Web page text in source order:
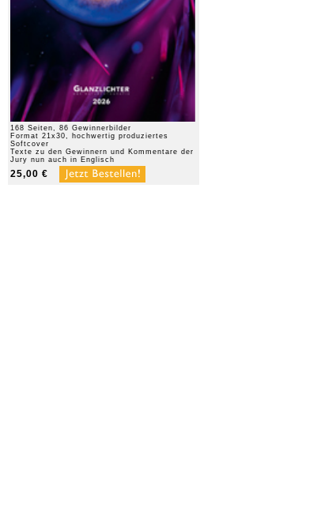
168 Seiten, 86 Gewinnerbilder
Format 21x30, hochwertig produziertes
Softcover
Texte zu den Gewinnern und Kommentare der
Jury nun auch in Englisch
25,00 €